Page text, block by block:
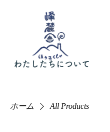
わたしたちについて
ホーム All Products